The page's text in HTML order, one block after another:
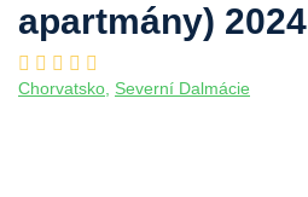
apartmány) 2024
Chorvatsko Severní Dalmácie